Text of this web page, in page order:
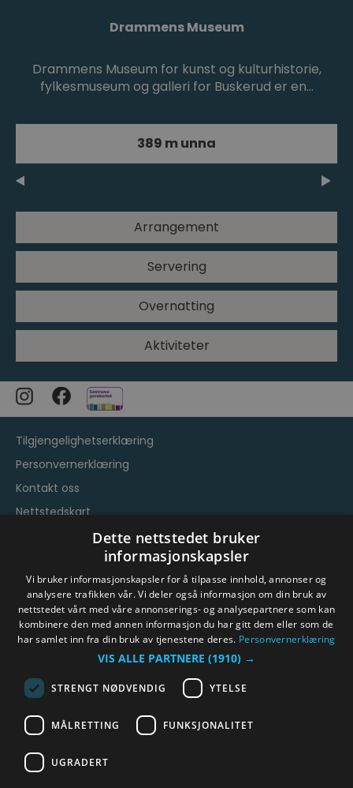
Drammens Museum
Drammens Museum for kunst og kulturhistorie,
fylkesmuseum og galleri for Buskerud er en…
389 m unna
Arrangement
Servering
Overnatting
Aktiviteter
Tilgjengelighetserklæring
Personvernerklæring
Kontakt oss
Nettstedskart
Vilkår og betingelser
© Byen Vår Drammen/Destinasjon Drammen 2026.
Dette nettstedet bruker
informasjonskapsler
Vi bruker informasjonskapsler for å tilpasse innhold, annonser og
analysere trafikken vår. Vi deler også informasjon om din bruk av
nettstedet vårt med våre annonserings- og analysepartnere som kan
kombinere den med annen informasjon du har gitt dem eller som de
har samlet inn fra din bruk av tjenestene deres. Personvernerklæring
VIS ALLE PARTNERE (1910) →
STRENGT NØDVENDIG YTELSE
MÅLRETTING FUNKSJONALITET
UGRADERT